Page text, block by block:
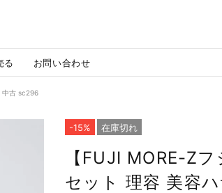
る お問い合わせ
中古 sc296
-15% 在庫切れ
【FUJI MORE-Z
セット 理容 美容